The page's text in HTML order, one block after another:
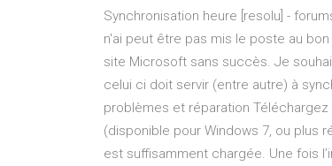
Synchronisation heure [resolu] -
n'ai peut être pas mis le poste au
site Microsoft sans succès. Je
celui ci doit servir (entre autre) à
problèmes et réparation
(disponible pour Windows 7, ou plus
est suffisamment chargée. Une fois